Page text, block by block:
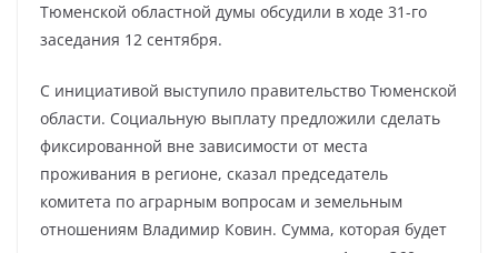
Тюменской областной думы обсудили в ходе 31-го
заседания 12 сентября.
С инициативой выступило правительство Тюменской
области. Социальную выплату предложили сделать
фиксированной вне зависимости от места
проживания в регионе, сказал председатель
комитета по аграрным вопросам и земельным
отношениям Владимир Ковин. Сумма, которая будет